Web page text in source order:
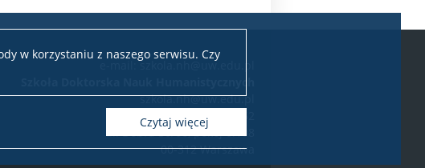
w korzystaniu z naszego serwisu. Czy
Czytaj więcej
e-mail: szkola.nh@uw.edu.pl
szkola.nh@uw.edu.pl
tel. +48 22 55 20 262
ul. Dobra 56/66, pokój 0.108
00-312 Warszawa